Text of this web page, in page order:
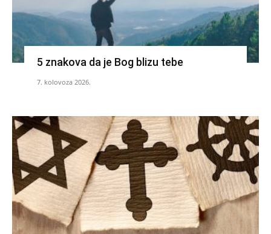
5 znakova da je Bog blizu tebe
7. kolovoza 2026.